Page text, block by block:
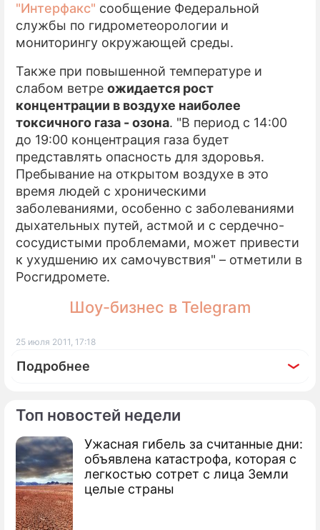
Топ новостей недели
Ужасная гибель за считанные дни:
объявлена катастрофа, которая с
легкостью сотрет с лица Земли
целые страны
"Интерфакс" сообщение Федеральной
службы по гидрометеорологии и
мониторингу окружающей среды.
Также при повышенной температуре и
слабом ветре ожидается рост
концентрации в воздухе наиболее
токсичного газа - озона. "В период с 14:00
до 19:00 концентрация газа будет
представлять опасность для здоровья.
Пребывание на открытом воздухе в это
время людей с хроническими
заболеваниями, особенно с заболеваниями
дыхательных путей, астмой и с сердечно-
сосудистыми проблемами, может привести
к ухудшению их самочувствия" – отметили в
Росгидромете.
Шоу-бизнес в Telegram
25 июля 2011, 17:18
Подробнее
По теме
Продолжение: В Москве будет
еще жарче